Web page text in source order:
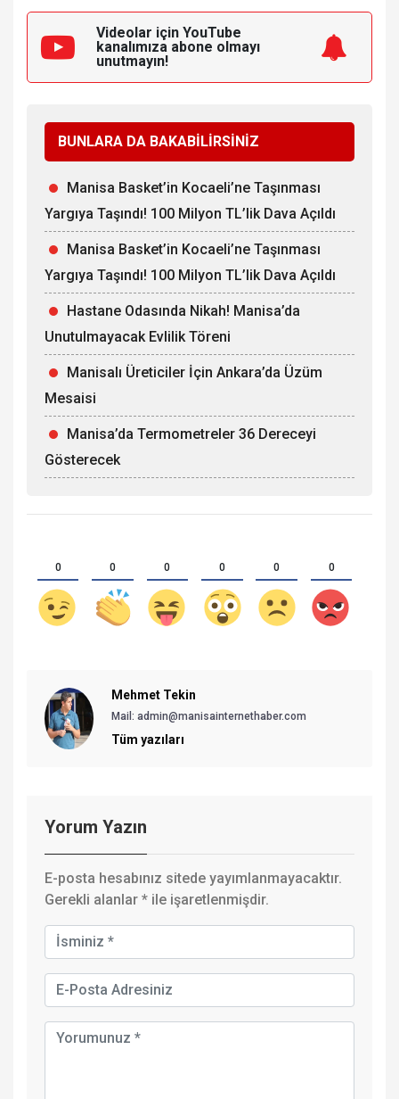
Videolar için YouTube
kanalımıza abone olmayı
unutmayın!
BUNLARA DA BAKABİLİRSİNİZ
Manisa Basket’in Kocaeli’ne Taşınması
Yargıya Taşındı! 100 Milyon TL’lik Dava Açıldı
Manisa Basket’in Kocaeli’ne Taşınması
Yargıya Taşındı! 100 Milyon TL’lik Dava Açıldı
Hastane Odasında Nikah! Manisa’da
Unutulmayacak Evlilik Töreni
Manisalı Üreticiler İçin Ankara’da Üzüm
Mesaisi
Manisa’da Termometreler 36 Dereceyi
Gösterecek
0 0 0 0 0 0
Mehmet Tekin
Mail: admin@manisainternethaber.com
Tüm yazıları
Yorum Yazın
E-posta hesabınız sitede yayımlanmayacaktır.
Gerekli alanlar * ile işaretlenmişdir.